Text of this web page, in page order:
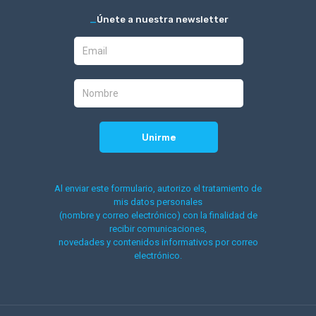
_Únete a nuestra newsletter
Al enviar este formulario, autorizo el tratamiento de
mis datos personales
(nombre y correo electrónico) con la finalidad de
recibir comunicaciones,
novedades y contenidos informativos por correo
electrónico.